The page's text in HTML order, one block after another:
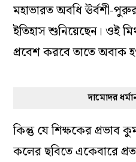
মহাভারত অবধি ঊর্বশী-
ইতিহাস শুনিয়েছেন। ওই
প্রবেশ করবে তাতে অবাক
দামোদর
কিন্তু যে শিক্ষকের প্রভাব
কলের ছবিতে একেবারে